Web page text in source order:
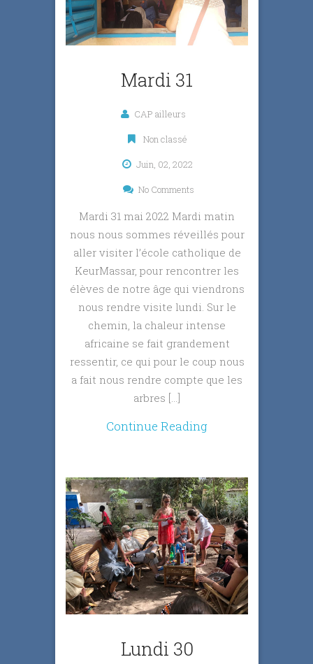
Mardi 31
CAP ailleurs
Non classé
Juin, 02, 2022
No Comments
Mardi 31 mai 2022 Mardi matin
nous nous sommes réveillés pour
aller visiter l’école catholique de
KeurMassar, pour rencontrer les
élèves de notre âge qui viendrons
nous rendre visite lundi. Sur le
chemin, la chaleur intense
africaine se fait grandement
ressentir, ce qui pour le coup nous
a fait nous rendre compte que les
arbres […]
Continue Reading
Lundi 30